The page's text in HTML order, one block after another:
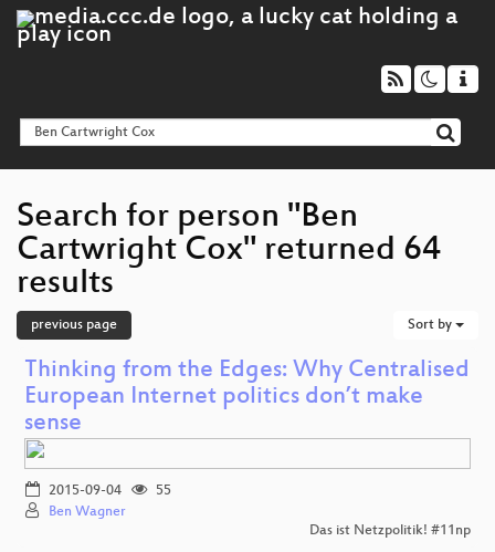
Search for person "Ben
Cartwright Cox" returned 64
results
previous page Sort by
Thinking from the Edges: Why Centralised
European Internet politics don’t make
sense
2015-09-04
55
Ben Wagner
Das ist Netzpolitik! #11np